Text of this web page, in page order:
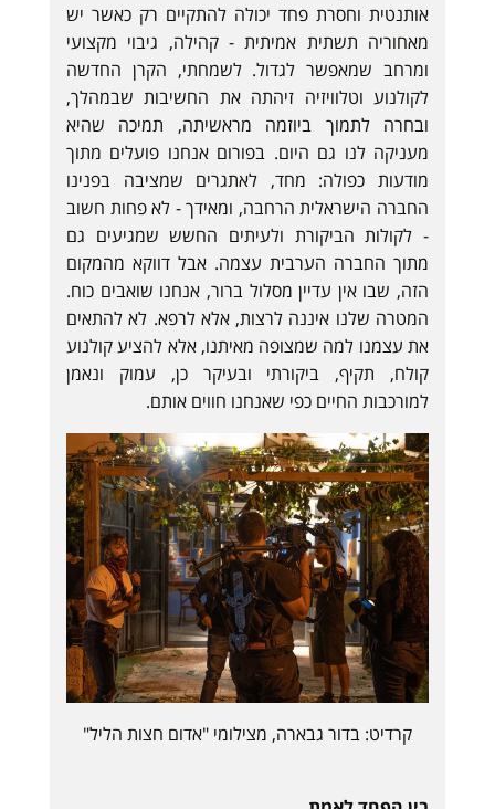
אותנטית וחסרת פחד יכולה להתקיים רק כאשר יש
מאחוריה תשתית אמיתית - קהילה, גיבוי מקצועי
ומרחב שמאפשר לגדול. לשמחתי, הקרן החדשה
לקולנוע וטלוויזיה זיהתה את החשיבות שבמהלך,
ובחרה לתמוך ביוזמה מראשיתה, תמיכה שהיא
מעניקה לנו גם היום. בפורום אנחנו פועלים מתוך
מודעות כפולה: מחד, לאתגרים שמציבה בפנינו
החברה הישראלית הרחבה, ומאידך - לא פחות חשוב
- לקולות הביקורת ולעיתים החשש שמגיעים גם
מתוך החברה הערבית עצמה. אבל דווקא מהמקום
הזה, שבו אין עדיין מסלול ברור, אנחנו שואבים כוח.
המטרה שלנו איננה לרצות, אלא לרפא. לא להתאים
את עצמנו למה שמצופה מאיתנו, אלא להציע קולנוע
קולח, תקיף, ביקורתי ובעיקר כן, עמוק ונאמן
למורכבות החיים כפי שאנחנו חווים אותם.
קרדיט: בדור גבארה, מצילומי "אדום חצות הליל"